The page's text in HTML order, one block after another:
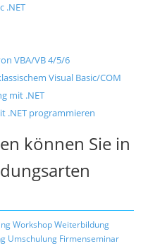
.NET
VBA/VB 4/5/6
Visual Basic/COM
mit .NET
.NET programmieren
können Sie in
WorkshopWeiterbildung
Umschulung Firmenseminar